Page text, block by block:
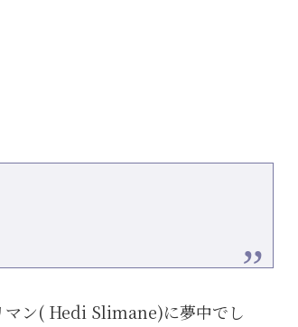
ン( Hedi Slimane)に夢中でし